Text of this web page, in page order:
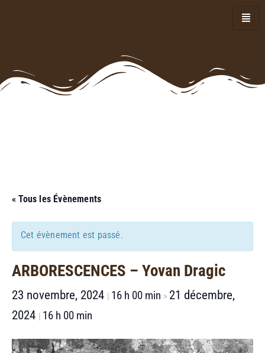
« Tous les Évènements
Cet évènement est passé.
ARBORESCENCES – Yovan Dragic
23 novembre, 2024 | 16 h 00 min > 21 décembre,
2024 | 16 h 00 min